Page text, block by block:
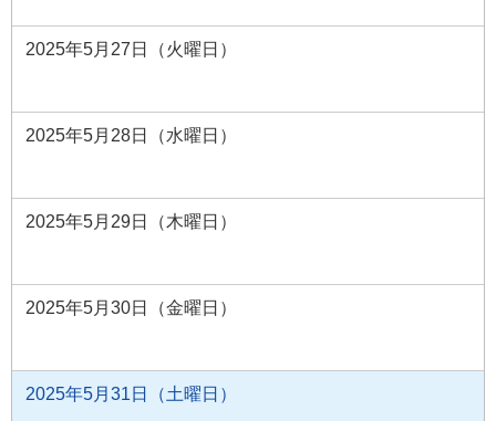
2025年5月27日（火曜日）
2025年5月28日（水曜日）
2025年5月29日（木曜日）
2025年5月30日（金曜日）
2025年5月31日（土曜日）